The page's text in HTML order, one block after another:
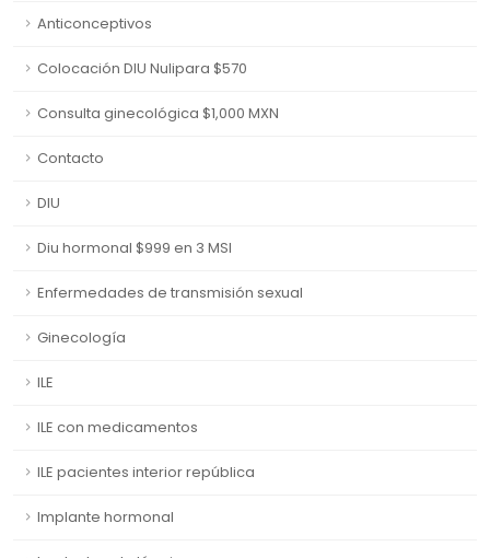
Anticonceptivos
Colocación DIU Nulipara $570
Consulta ginecológica $1,000 MXN
Contacto
DIU
Diu hormonal $999 en 3 MSI
Enfermedades de transmisión sexual
Ginecología
ILE
ILE con medicamentos
ILE pacientes interior república
Implante hormonal